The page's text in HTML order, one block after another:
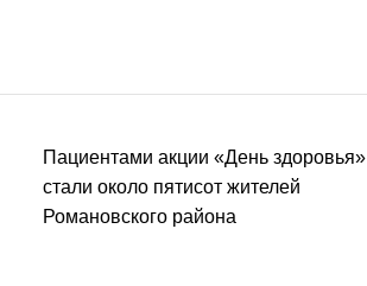
Пациентами акции «День здоровья»
стали около пятисот жителей
Романовского района